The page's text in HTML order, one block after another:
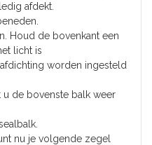
afdekt.
Houd de bovenkant een
licht is
worden ingesteld
u de bovenste balk weer
nu je volgende zegel